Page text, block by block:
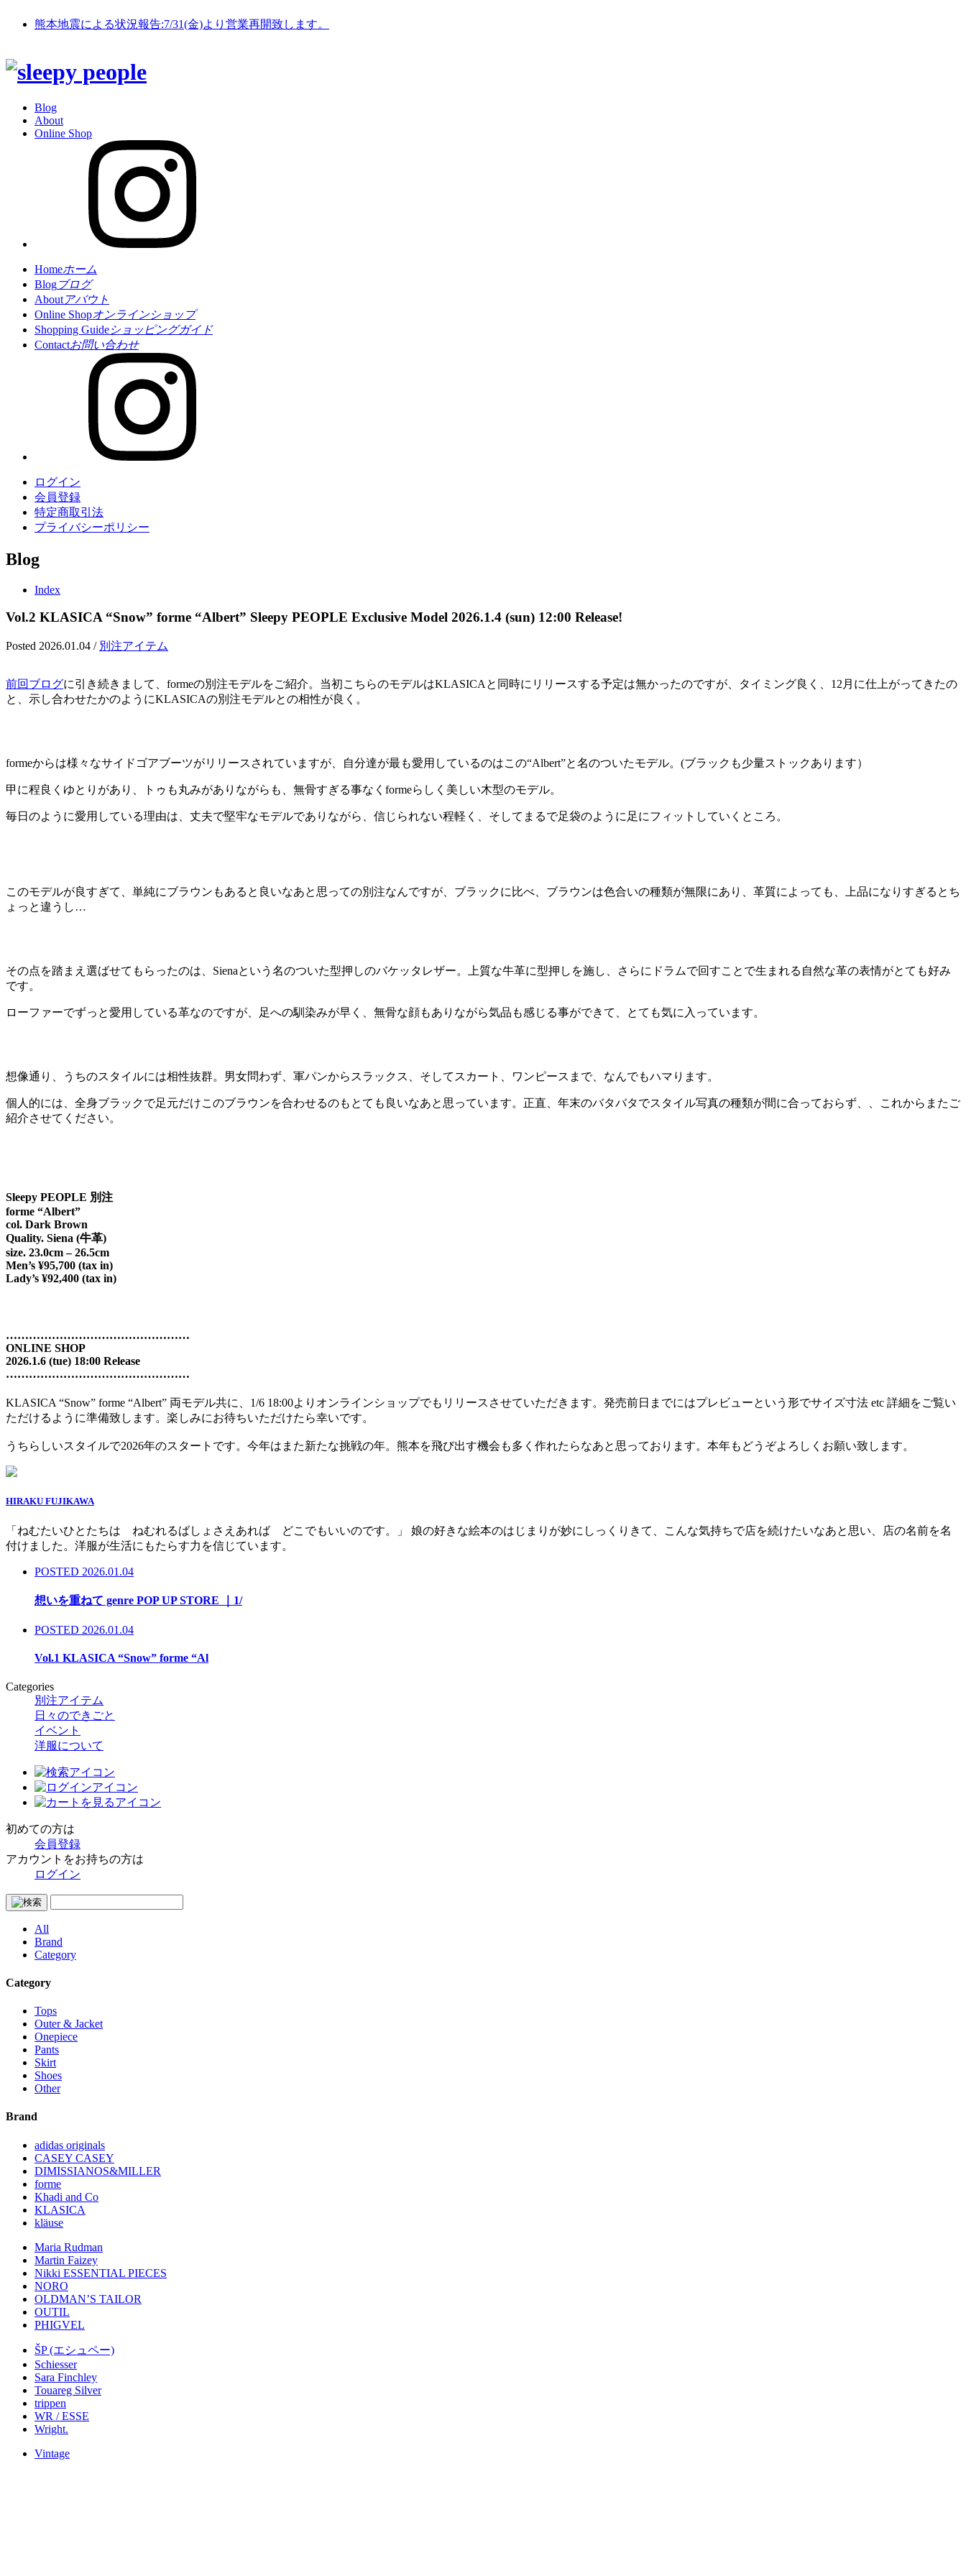
熊本地震による状況報告:7/31(金)より営業再開致します。
Blog
About
Online Shop
Homeホーム
Blogブログ
About アバウト
Online Shopオンラインショップ
Shopping Guideショッピングガイド
Contactお問い合わせ
ログイン
会員登録
特定商取引法
プライバシーポリシー
Blog
Index
Vol.2 KLASICA “Snow” forme “Albert” Sleepy PEOPLE Exclusive Model 2026.1.4 (sun) 12:00 Release!
Posted 2026.01.04 / 別注アイテム
前回ブログに引き続きまして、formeの別注モデルをご紹介。当初こちらのモデルはKLASICAと同時にリリースする予定は無かったのですが、タイミング良く、12月に仕上がってきたの
と、示し合わせたかのようにKLASICAの別注モデルとの相性が良く。
formeからは様々なサイドゴアブーツがリリースされていますが、自分達が最も愛用しているのはこの“Albert”と名のついたモデル。(ブラックも少量ストックあります）
甲に程良くゆとりがあり、トゥも丸みがありながらも、無骨すぎる事なくformeらしく美しい木型のモデル。
毎日のように愛用している理由は、丈夫で堅牢なモデルでありながら、信じられない程軽く、そしてまるで足袋のように足にフィットしていくところ。
このモデルが良すぎて、単純にブラウンもあると良いなあと思っての別注なんですが、ブラックに比べ、ブラウンは色合いの種類が無限にあり、革質によっても、上品になりすぎるとち
ょっと違うし…
その点を踏まえ選ばせてもらったのは、Sienaという名のついた型押しのバケッタレザー。上質な牛革に型押しを施し、さらにドラムで回すことで生まれる自然な革の表情がとても好み
です。
ローファーでずっと愛用している革なのですが、足への馴染みが早く、無骨な顔もありながら気品も感じる事ができて、とても気に入っています。
想像通り、うちのスタイルには相性抜群。男女問わず、軍パンからスラックス、そしてスカート、ワンピースまで、なんでもハマります。
個人的には、全身ブラックで足元だけこのブラウンを合わせるのもとても良いなあと思っています。正直、年末のバタバタでスタイル写真の種類が間に合っておらず、、これからまたご
紹介させてください。
Sleepy PEOPLE 別注
forme “Albert”
col. Dark Brown
Quality. Siena (牛革)
size. 23.0cm – 26.5cm
Men’s ¥95,700 (tax in)
Lady’s ¥92,400 (tax in)
…………………………………………
ONLINE SHOP
2026.1.6 (tue) 18:00 Release
…………………………………………
KLASICA “Snow” forme “Albert” 両モデル共に、1/6 18:00よりオンラインショップでもリリースさせていただきます。発売前日までにはプレビューという形でサイズ寸法 etc 詳細をご覧い
ただけるように準備致します。楽しみにお待ちいただけたら幸いです。
うちらしいスタイルで2026年のスタートです。今年はまた新たな挑戦の年。熊本を飛び出す機会も多く作れたらなあと思っております。本年もどうぞよろしくお願い致します。
HIRAKU FUJIKAWA
「ねむたいひとたちは ねむれるばしょさえあれば どこでもいいのです。」 娘の好きな絵本のはじまりが妙にしっくりきて、こんな気持ちで店を続けたいなあと思い、店の名前を名
付けました。洋服が生活にもたらす力を信じています。
POSTED 2026.01.04
想いを重ねて genre POP UP STORE ｜1/
POSTED 2026.01.04
Vol.1 KLASICA “Snow” forme “Al
Categories
別注アイテム
日々のできごと
イベント
洋服について
初めての方は
会員登録
アカウントをお持ちの方は
ログイン
All
Brand
Category
Category
Tops
Outer & Jacket
Onepiece
Pants
Skirt
Shoes
Other
Brand
adidas originals
CASEY CASEY
DIMISSIANOS&MILLER
forme
Khadi and Co
KLASICA
kläuse
Maria Rudman
Martin Faizey
Nikki ESSENTIAL PIECES
NORO
OLDMAN’S TAILOR
OUTIL
PHIGVEL
ŠP (エシュペー)
Schiesser
Sara Finchley
Touareg Silver
trippen
WR / ESSE
Wright.
Vintage